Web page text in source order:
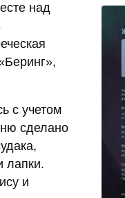
над
с учетом
сделано
лапки.
и